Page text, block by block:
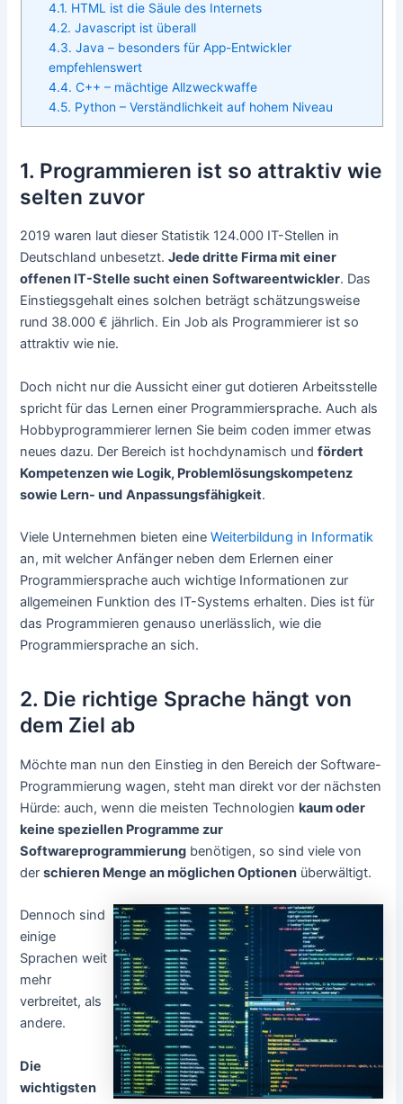
4.1. HTML ist die Säule des Internets
4.2. Javascript ist überall
4.3. Java – besonders für App-Entwickler
empfehlenswert
4.4. C++ – mächtige Allzweckwaffe
4.5. Python – Verständlichkeit auf hohem Niveau
1. Programmieren ist so attraktiv wie
selten zuvor
2019 waren laut dieser Statistik 124.000 IT-Stellen in
Deutschland unbesetzt.Jede dritte Firma mit einer
offenen IT-Stelle sucht einen Softwareentwickler. Das
Einstiegsgehalt eines solchen beträgt schätzungsweise
rund 38.000 € jährlich. Ein Job als Programmierer ist so
attraktiv wie nie.
Doch nicht nur die Aussicht einer gut dotieren Arbeitsstelle
spricht für das Lernen einer Programmiersprache. Auch als
Hobbyprogrammierer lernen Sie beim coden immer etwas
neues dazu. Der Bereich ist hochdynamisch undfördert
Kompetenzen wie Logik, Problemlösungskompetenz
sowie Lern- und Anpassungsfähigkeit.
Viele Unternehmen bieten eineWeiterbildung in Informatik
an, mit welcher Anfänger neben dem Erlernen einer
Programmiersprache auch wichtige Informationen zur
allgemeinen Funktion des IT-Systems erhalten. Dies ist für
das Programmieren genauso unerlässlich, wie die
Programmiersprache an sich.
2. Die richtige Sprache hängt von
dem Ziel ab
Möchte man nun den Einstieg in den Bereich der Software-
Programmierung wagen, steht man direkt vor der nächsten
Hürde: auch, wenn die meisten Technologienkaum oder
keine speziellen Programme zur
Softwareprogrammierung benötigen, so sind viele von
derschieren Menge an möglichen Optionen überwältigt.
Dennoch sind
einige
Sprachen weit
mehr
verbreitet, als
andere.
Die
wichtigsten